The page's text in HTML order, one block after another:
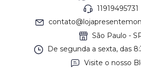
11919495731
São Paulo -
De segunda a sexta, das
Visite o nosso